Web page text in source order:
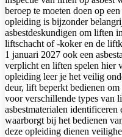
beroep te moeten doen op
opleiding is bijzonder
asbestdeskundigen om liften
liftschacht of -koker en de
1 januari 2027 ook een
verplicht en liften spelen hier
opleiding leer je het veilig
deur, lift beperkt bedienen
voor verschillende types van
asbestmaterialen
waarborgt bij het bedienen
deze opleiding dienen